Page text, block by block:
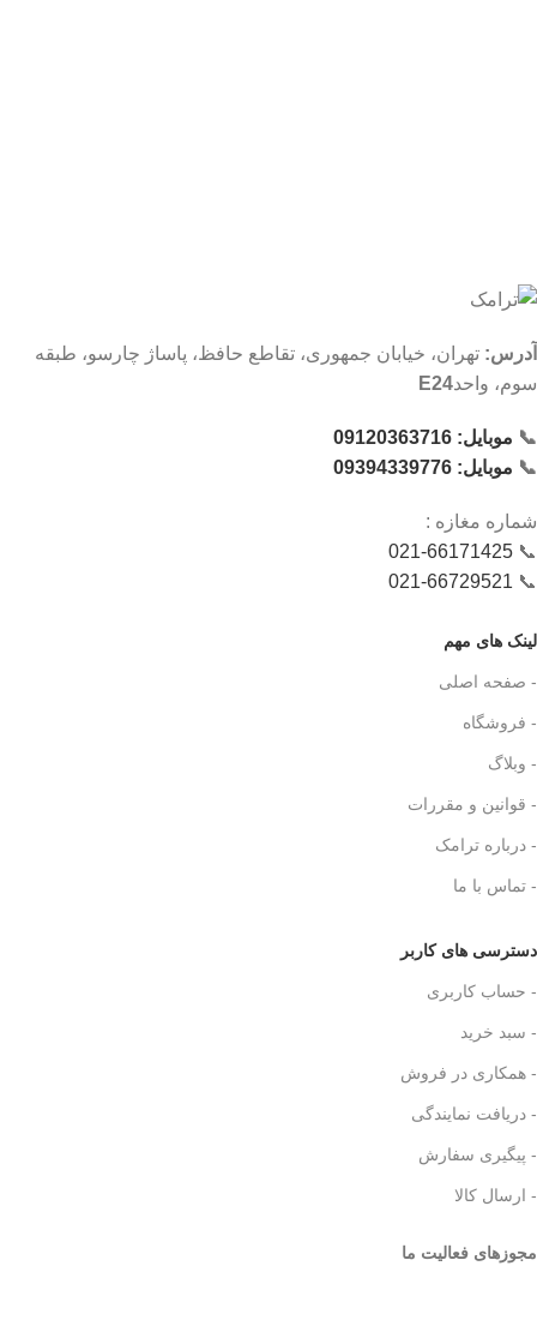
آدرس: تهران، خیابان جمهوری، تقاطع حافظ، پاساژ چارسو، طبقه
سوم، واحدE24
📞 موبایل: 09120363716
📞 موبایل: 09394339776
شماره‌ مغازه :
📞
021-66171425
📞
021-66729521
لینک های مهم
- صفحه اصلی
- فروشگاه
- وبلاگ
- قوانین و مقررات
- درباره ترامک
- تماس با ما
دسترسی های کاربر
- حساب کاربری
- سبد خرید
- همکاری در فروش
- دریافت نمایندگی
- پیگیری سفارش
- ارسال کالا
مجوزهای فعالیت ما